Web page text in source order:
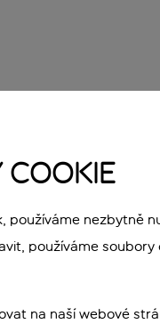
COOKIE
používáme nezbytně
používáme
na naší webové